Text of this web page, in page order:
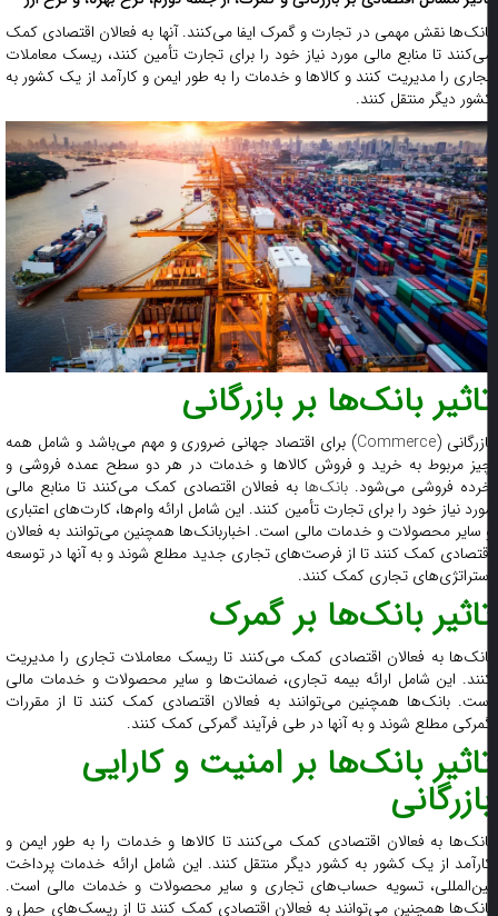
نقش مهمی در تجارت و گمرک ایفا می‌کنند. آنها به فعالان اقتصادی کمک
تا منابع مالی مورد نیاز خود را برای تجارت تأمین کنند، ریسک معاملات
را مدیریت کنند و کالاها و خدمات را به طور ایمن و کارآمد از یک کشور به
دیگر منتقل کنند.
بانک‌ها بر بازرگانی
(
Commerce) برای اقتصاد جهانی ضروری و مهم می‌باشد و شامل همه
مربوط به خرید و فروش کالاها و خدمات در هر دو سطح عمده فروشی و
فروشی می‌شود.بانک‌هابه فعالان اقتصادی کمک می‌کنند تا منابع مالی
نیاز خود را برای تجارت تأمین کنند. این شامل ارائه وام‌ها، کارت‌های اعتباری
سایر محصولات و خدمات مالی است. اخباربانک‌ها همچنین می‌توانند به فعالان
کمک کنند تا از فرصت‌های تجاری جدید مطلع شوند و به آنها در توسعه
تجاری کمک کنند.
بانک‌ها بر گمرک
به فعالان اقتصادی کمک می‌کنند تا ریسک معاملات تجاری را مدیریت
این شامل ارائه بیمه تجاری، ضمانت‌ها و سایر محصولات و خدمات مالی
بانک‌ها همچنین می‌توانند به فعالان اقتصادی کمک کنند تا از مقررات
مطلع شوند و به آنها در طی فرآیند گمرکی کمک کنند.
بانک‌ها بر امنیت و کارایی
به فعالان اقتصادی کمک می‌کنند تا کالاها و خدمات را به طور ایمن و
از یک کشور به کشور دیگر منتقل کنند. این شامل ارائه خدمات پرداخت
تسویه حساب‌های تجاری و سایر محصولات و خدمات مالی است.
همچنین می‌توانند به فعالان اقتصادی کمک کنند تا از ریسک‌های حمل و